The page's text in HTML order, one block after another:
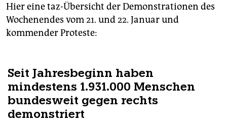
Hier eine taz-Übersicht der Demonstrationen des
Wochenendes vom 21. und 22. Januar und
kommender Proteste: